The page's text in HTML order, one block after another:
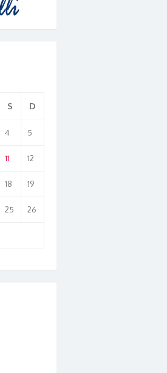
S D
4 5
11 12
18 19
25 26